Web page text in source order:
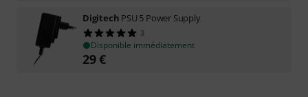
Digitech PSU 5 Power Supply
3
Disponible immédiatement
29€